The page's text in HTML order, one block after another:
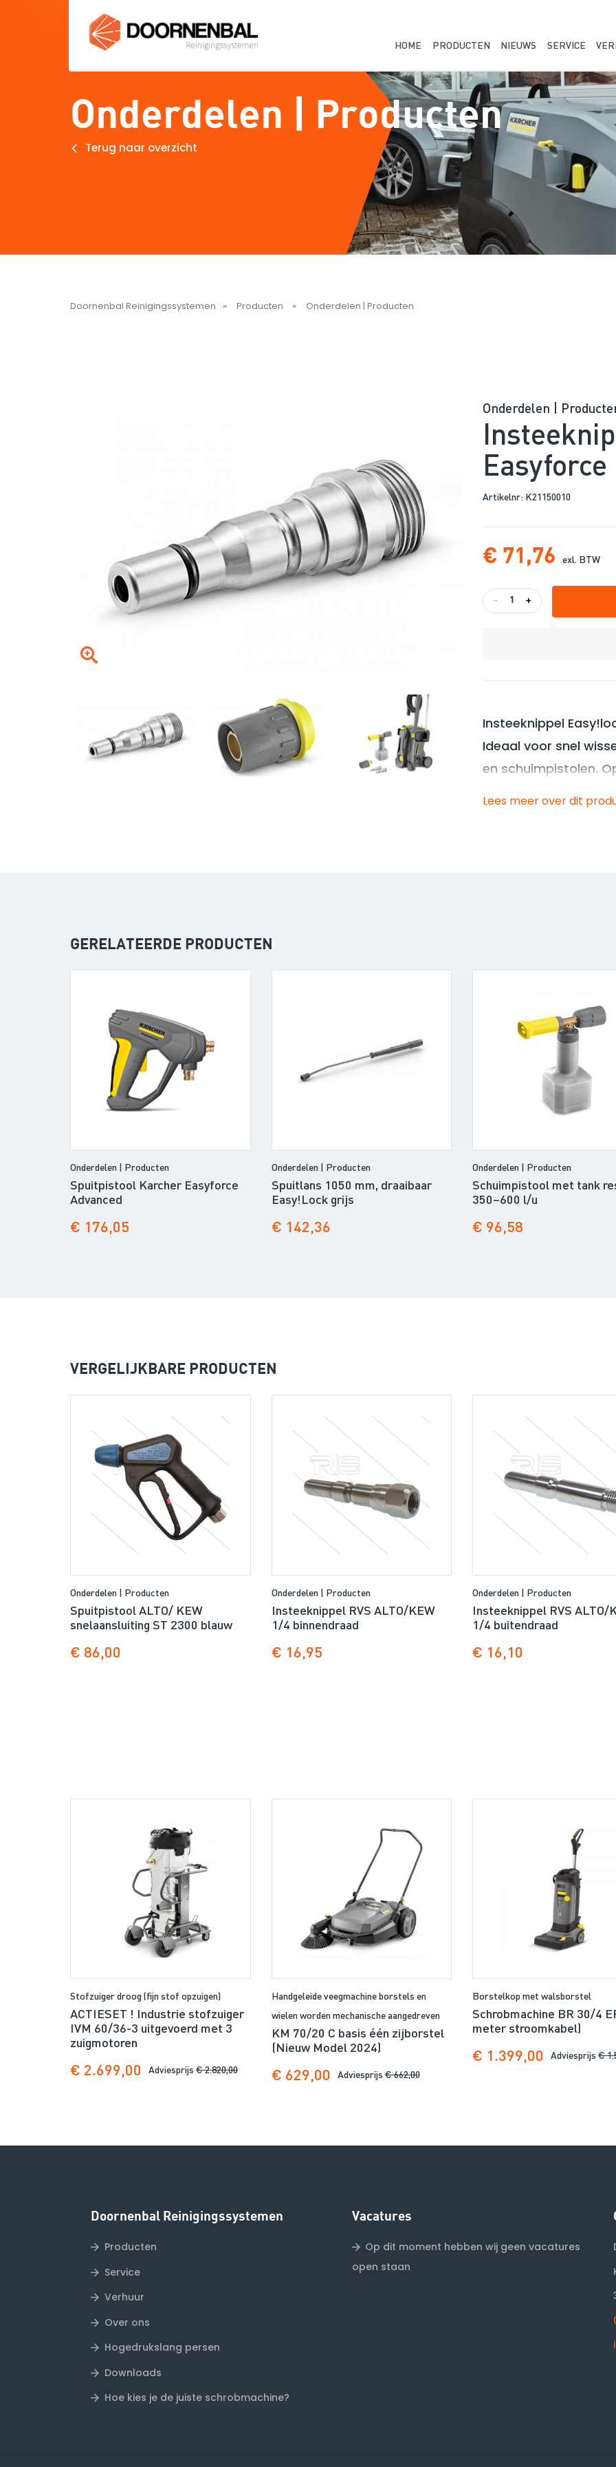
HOME PRODUCTEN NIEUWS SERVICE
Onderdelen | Producten
Terug naar overzicht
Doornenbal Reinigingssystemen Producten Onderdelen | Producten
Onderdelen |
Easyforce
Artikelnr: K21150010
€ 71,76 exl. BTW
- +
Lees meer over dit
Insteeknippel
Ideaal voor snel
en schuimpistolen.
GERELATEERDE PRODUCTEN
Onderdelen | Producten
Spuitpistool Karcher Easyforce
Advanced
€ 176,05
Onderdelen | Producten
Spuitlans 1050 mm, draaibaar
Easy!Lock grijs
€ 142,36
Onderdelen | Producten
Schuimpistool met tank
350–600 l/u
€ 96,58
VERGELIJKBARE PRODUCTEN
Onderdelen | Producten
Spuitpistool ALTO/ KEW
snelaansluiting ST 2300 blauw
€ 86,00
Onderdelen | Producten
Insteeknippel RVS ALTO/KEW
1/4 binnendraad
€ 16,95
Onderdelen | Producten
Insteeknippel RVS ALTO/
1/4 buitendraad
€ 16,10
Stofzuiger droog (fijn stof opzuigen)
ACTIESET ! Industrie stofzuiger
IVM 60/36-3 uitgevoerd met 3
zuigmotoren
€ 2.699,00 Adviesprijs € 2.820,00
Handgeleide veegmachine borstels en
wielen worden mechanische aangedreven
KM 70/20 C basis één zijborstel
(Nieuw Model 2024)
€ 629,00 Adviesprijs€ 662,00
Borstelkop met walsborstel
Schrobmachine BR 30/4
meter stroomkabel)
€ 1.399,00 Adviesprijs €
Doornenbal Reinigingssystemen
Producten
Service
Verhuur
Over ons
Hogedrukslang persen
Downloads
Hoe kies je de juiste schrobmachine?
Vacatures
Op dit moment hebben wij geen vacatures
open staan